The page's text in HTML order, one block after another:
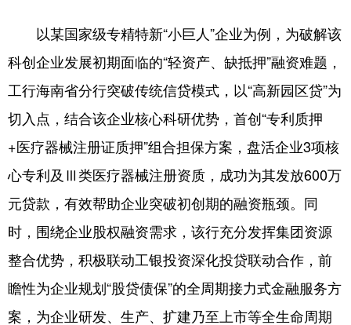
以某国家级专精特新“小巨人”企业为例，为破解该
科创企业发展初期面临的“轻资产、缺抵押”融资难题，
工行海南省分行突破传统信贷模式，以“高新园区贷”为
切入点，结合该企业核心科研优势，首创“专利质押
+医疗器械注册证质押”组合担保方案，盘活企业3项核
心专利及Ⅲ类医疗器械注册资质，成功为其发放600万
元贷款，有效帮助企业突破初创期的融资瓶颈。同
时，围绕企业股权融资需求，该行充分发挥集团资源
整合优势，积极联动工银投资深化投贷联动合作，前
瞻性为企业规划“股贷债保”的全周期接力式金融服务方
案，为企业研发、生产、扩建乃至上市等全生命周期